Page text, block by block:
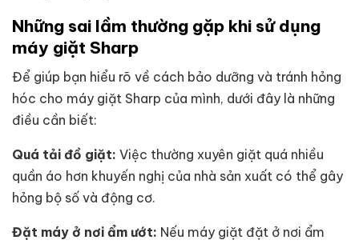
Những sai lầm thường gặp khi sử dụng
máy giặt Sharp
Để giúp bạn hiểu rõ về cách bảo dưỡng và tránh hỏng
hóc cho máy giặt Sharp của mình, dưới đây là những
điều cần biết:
Quá tải đồ giặt: Việc thường xuyên giặt quá nhiều
quần áo hơn khuyến nghị của nhà sản xuất có thể gây
hỏng bộ số và động cơ.
Đặt máy ở nơi ẩm ướt: Nếu máy giặt đặt ở nơi ẩm